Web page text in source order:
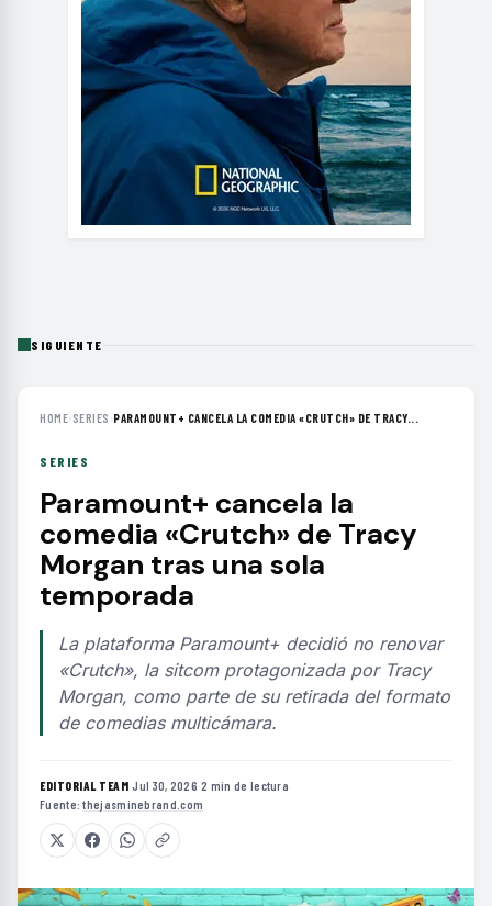
SIGUIENTE
HOME› SERIES ›PARAMOUNT+ CANCELA LA COMEDIA «CRUTCH» DE TRACY...
SERIES
Paramount+ cancela la
comedia «Crutch» de Tracy
Morgan tras una sola
temporada
La plataforma Paramount+ decidió no renovar
«Crutch», la sitcom protagonizada por Tracy
Morgan, como parte de su retirada del formato
de comedias multicámara.
EDITORIAL TEAM·Jul 30, 2026·2 min de lectura·
Fuente:thejasminebrand.com